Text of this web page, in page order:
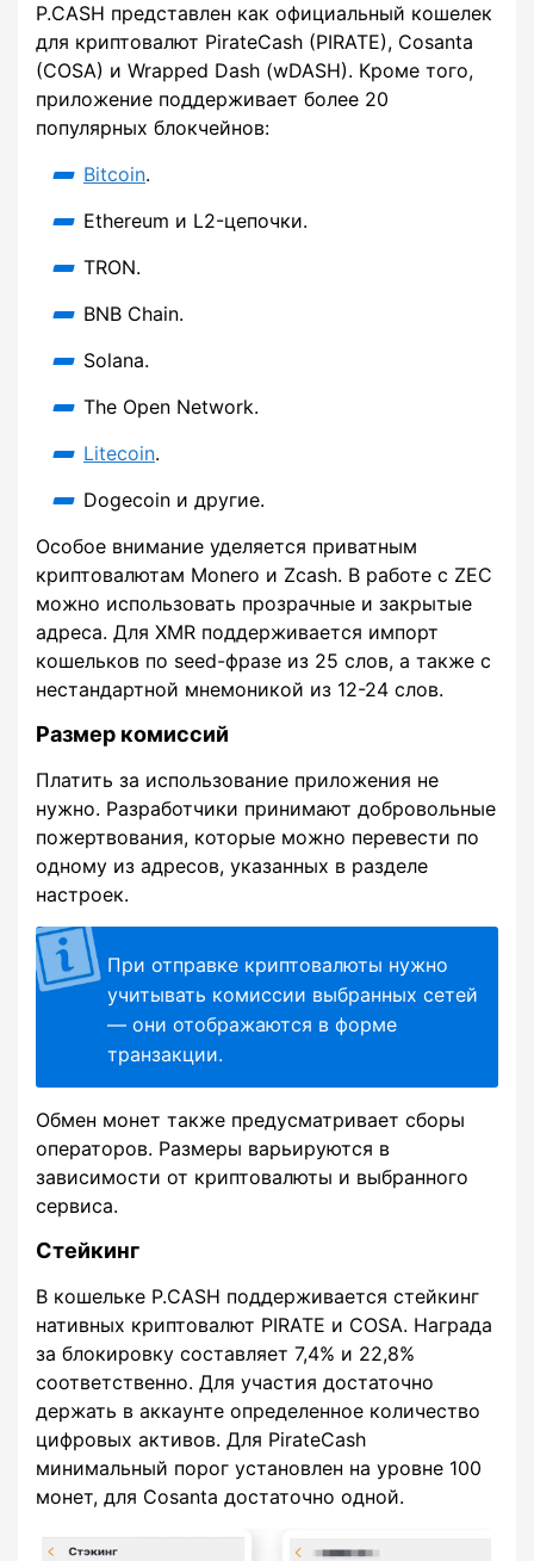
P.CASH представлен как официальный кошелек
для криптовалют PirateCash (PIRATE), Cosanta
(COSA) и Wrapped Dash (wDASH). Кроме того,
приложение поддерживает более 20
популярных блокчейнов:
Bitcoin.
Ethereum и L2-цепочки.
TRON.
BNB Chain.
Solana.
The Open Network.
Litecoin.
Dogecoin и другие.
Особое внимание уделяется приватным
криптовалютам Monero и Zcash. В работе с ZEC
можно использовать прозрачные и закрытые
адреса. Для XMR поддерживается импорт
кошельков по seed-фразе из 25 слов, а также с
нестандартной мнемоникой из 12-24 слов.
Размер комиссий
Платить за использование приложения не
нужно. Разработчики принимают добровольные
пожертвования, которые можно перевести по
одному из адресов, указанных в разделе
настроек.
При отправке криптовалюты нужно
учитывать комиссии выбранных сетей
— они отображаются в форме
транзакции.
Обмен монет также предусматривает сборы
операторов. Размеры варьируются в
зависимости от криптовалюты и выбранного
сервиса.
Стейкинг
В кошельке P.CASH поддерживается стейкинг
нативных криптовалют PIRATE и COSA. Награда
за блокировку составляет 7,4% и 22,8%
соответственно. Для участия достаточно
держать в аккаунте определенное количество
цифровых активов. Для PirateCash
минимальный порог установлен на уровне 100
монет, для Cosanta достаточно одной.